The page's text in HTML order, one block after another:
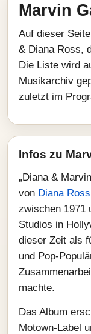
Marvin
Auf dieser
& Diana Ross,
Die Liste wird
Musikarchiv
zuletzt im
Infos zu
„Diana &
von Diana Ross
zwischen 1971
Studios in
dieser Zeit als
und Pop-
machte.
Das Album
Motown-Label